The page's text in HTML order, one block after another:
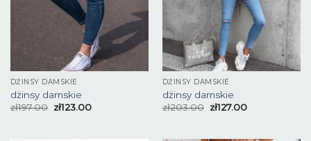
DŻINSY DAMSKIE
dżinsy damskie
zł197.00 zł123.00
DŻINSY DAMSKIE
dżinsy damskie
zł203.00 zł127.00